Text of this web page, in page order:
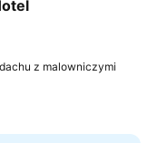
z malowniczymi